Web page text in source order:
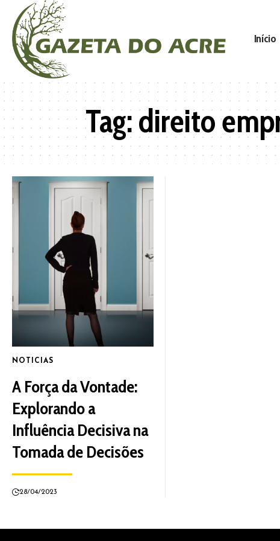
Início
Tag:direito
NOTICIAS
A Força da Vontade:
Explorando a
Influência Decisiva na
Tomada de Decisões
28/04/2023